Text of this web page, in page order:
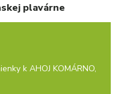
plavárne
k AHOJ KOMÁRNO,